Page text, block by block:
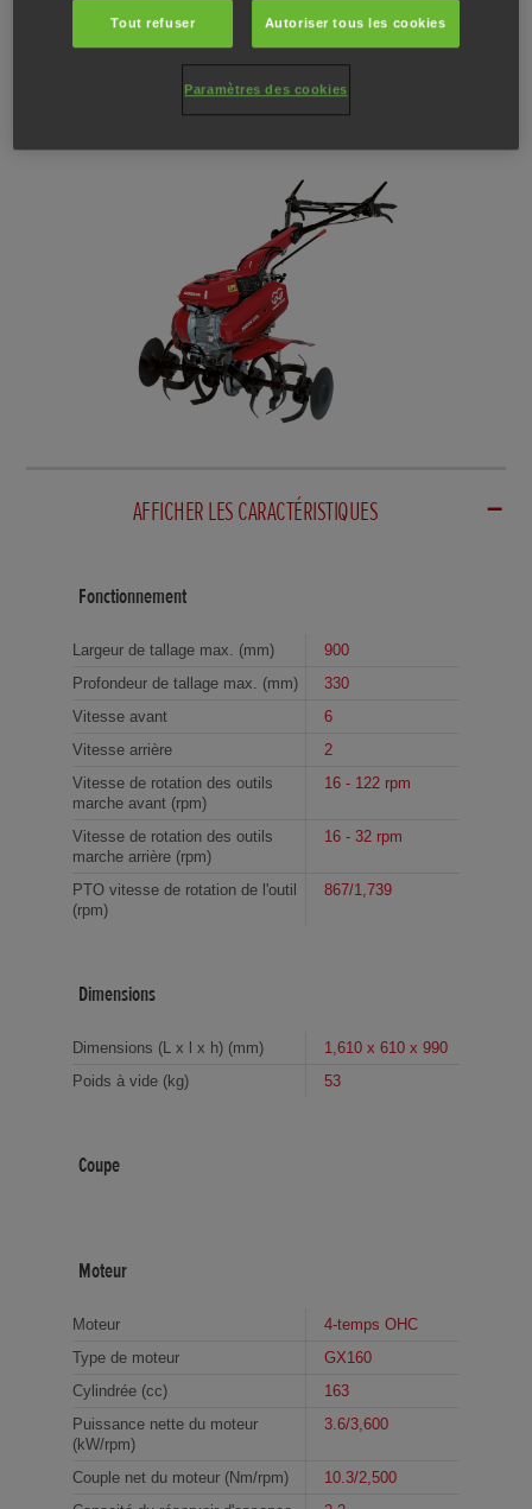
TROUVEZ UN DISTRIBUTEUR
TÉLÉCHARGER UNE BROCHURE
AFFICHER LES CARACTÉRISTIQUES
Fonctionnement
Largeur de tallage max. (mm)
900
Profondeur de tallage max. (mm)
330
Vitesse avant
6
Vitesse arrière
2
Vitesse de rotation des outils
marche avant (rpm)
16 - 122 rpm
Vitesse de rotation des outils
marche arrière (rpm)
16 - 32 rpm
PTO vitesse de rotation de l'outil
(rpm)
867/1,739
Dimensions
Dimensions (L x l x h) (mm)
1,610 x 610 x 990
Poids à vide (kg)
53
Coupe
Moteur
Moteur
4-temps OHC
Type de moteur
GX160
Cylindrée (cc)
163
Puissance nette du moteur
(kW/rpm)
3.6/3,600
Couple net du moteur (Nm/rpm)
10.3/2,500
Tout refuser Autoriser tous les cookies
Paramètres des cookies